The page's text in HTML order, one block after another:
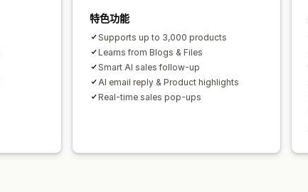
特色功能
Supports up to 3,000 products
Learns from Blogs & Files
Smart AI sales follow-up
AI email reply & Product highlights
Real-time sales pop-ups